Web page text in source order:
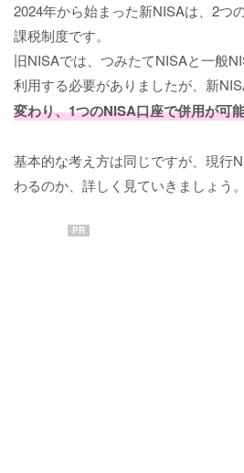
2024年から始まった新NISAは、2つ
課税制度です。
旧NISAでは、つみたてNISAと一般
利用する必要がありましたが、新
変わり、1つのNISA口座で併用が可
基本的な考え方は同じですが、現行
わるのか、詳しく見ていきましょう。
PR